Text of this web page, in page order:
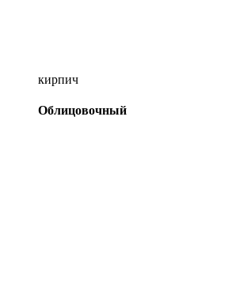
кирпич
Облицовочный